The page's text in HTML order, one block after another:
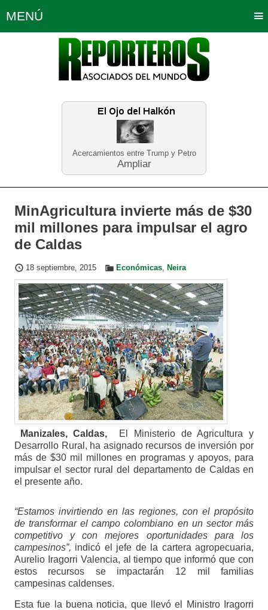
Acercamientos entre Trump y Petro
Ampliar
MENÚ
Política Opinión Bogotá
Planeta Tierra Deportes
Educación Neira
MinAgricultura invierte más de $30
mil millones para impulsar el agro
de Caldas
18 septiembre, 2015 Económicas, Neira
Manizales, Caldas,
El Ministerio de Agricultura y
Desarrollo Rural, ha asignado recursos de inversión por
más de $30 mil millones en programas y apoyos, para
impulsar el sector rural del departamento de Caldas en
el presente año.
“Estamos invirtiendo en las regiones, con el propósito
de transformar el campo colombiano en un sector más
competitivo y con mejores oportunidades para los
campesinos”, indicó el jefe de la cartera agropecuaria,
Aurelio Iragorri Valencia, al tiempo que informó que con
estos recursos se impactarán 12 mil familias
campesinas caldenses.
Esta fue la buena noticia, que llevó el Ministro Iragorri